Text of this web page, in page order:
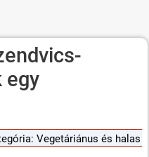
egy
Vegetáriánus és halas